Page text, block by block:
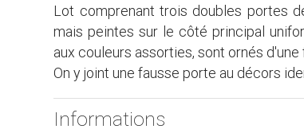
Lot comprenant trois doubles portes
mais peintes sur le côté principal
aux couleurs assorties, sont ornés
On y joint une fausse porte au décors
Informations